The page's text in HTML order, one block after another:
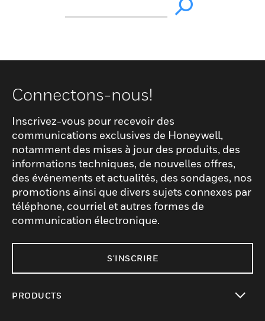
Connectons-nous!
Inscrivez-vous pour recevoir des
communications exclusives de Honeywell,
notamment des mises à jour des produits, des
informations techniques, de nouvelles offres,
des événements et actualités, des sondages, nos
promotions ainsi que divers sujets connexes par
téléphone, courriel et autres formes de
communication électronique.
S'INSCRIRE
PRODUCTS